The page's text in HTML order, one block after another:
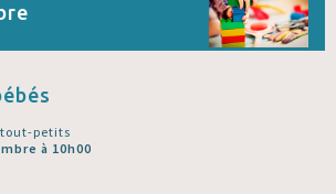
tout-petits
à 10h00